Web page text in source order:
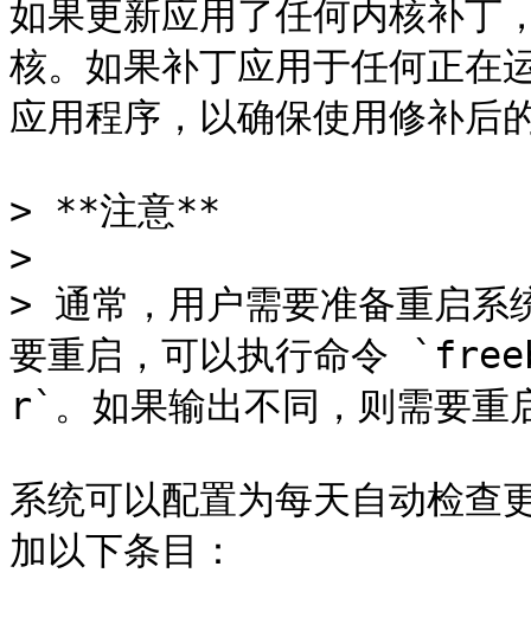
如果更新应用了任何内核补丁
核。如果补丁应用于任何正在
应用程序，以确保使用修补后
> **注意**
>
> 通常，用户需要准备重启系
要重启，可以执行命令
r`。如果输出不同，则需要重
系统可以配置为每天自动
加以下条目：